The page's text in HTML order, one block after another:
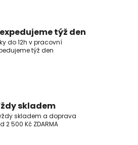
expedujeme týž den
do 12h v pracovní
týž den
skladem
skladem a doprava
2 500 Kč ZDARMA